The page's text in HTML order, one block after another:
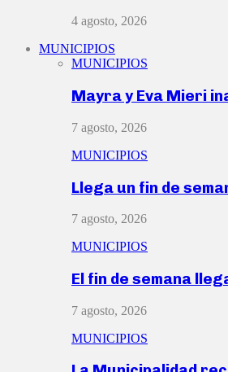
4 agosto, 2026
MUNICIPIOS
MUNICIPIOS
Mayra y Eva Mieri
7 agosto, 2026
MUNICIPIOS
Llega un fin de
7 agosto, 2026
MUNICIPIOS
El fin de semana
7 agosto, 2026
MUNICIPIOS